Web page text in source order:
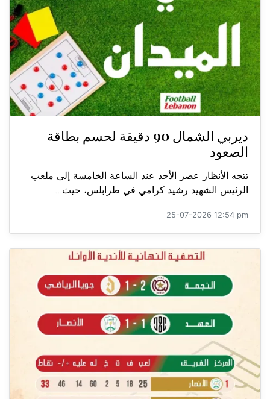
ديربي الشمال 90 دقيقة لحسم بطاقة
الصعود
تتجه الأنظار عصر الأحد عند الساعة الخامسة إلى ملعب
الرئيس الشهيد رشيد كرامي في طرابلس، حيث...
25-07-2026 12:54 pm